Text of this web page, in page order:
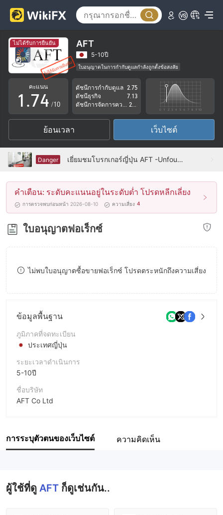
ไม่ได้รับการยืนยัน AFT
5-10ปี
ใบอนุญาตในการกำกับดูแลกำลังถูกตั้งข้อสงสัย
กลุ่มธุรกิจที่ต้องสงสัย
ระวังความเสี่ยงอันตรายที่อาจจะซ่อนอยู่
คะแนน
0
1
2
3
4
5
6
7
8
.
3
4
5
6
7
8
9
0
1
2
3
4
5
6
7
8
9
/10
ดัชนีการกำกับดูแล 2.75
ดัชนีธุรกิจ
7.13
ย้อนเวลา เว็บไซต์
Danger เยี่ยมชมโบรกเกอร์ญี่ปุ่น AFT -Unfound
คำเตือน: ระดับคะแนนอยู่ในระดับต่ำ โปรดหลีกเลี่ยง
การตรวจพบก่อนหน้า 2026-08-10 ความเสี่ยง 4
ใบอนุญาตฟอเร็กซ์
ไม่พบใบอนุญาตซื้อขายฟอเร็กซ์ โปรดตระหนักถึงความเสี่ยง
ข้อมูลพื้นฐาน
ภูมิภาคที่จดทะเบียน
ประเทศญี่ปุ่น
ระยะเวลาดำเนินการ
5-10ปี
ชื่อบริษัท
AFT Co Ltd
พนักงานบริษัท
การระบุตัวตนของเว็บไซต์ ความคิดเห็น
ผู้ใช้ที่ดู AFT ก็ดูเช่นกัน..